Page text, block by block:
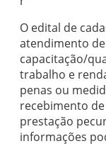
O edital de
atendimento
capacitação/
trabalho e
penas ou
recebimento
prestação
informações